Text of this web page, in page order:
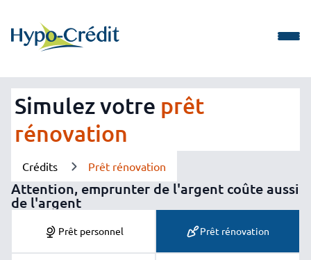
Simulez votre prêt
rénovation
Crédits Prêt rénovation
Attention, emprunter de l'argent coûte aussi
de l'argent
Prêt personnel Prêt rénovation